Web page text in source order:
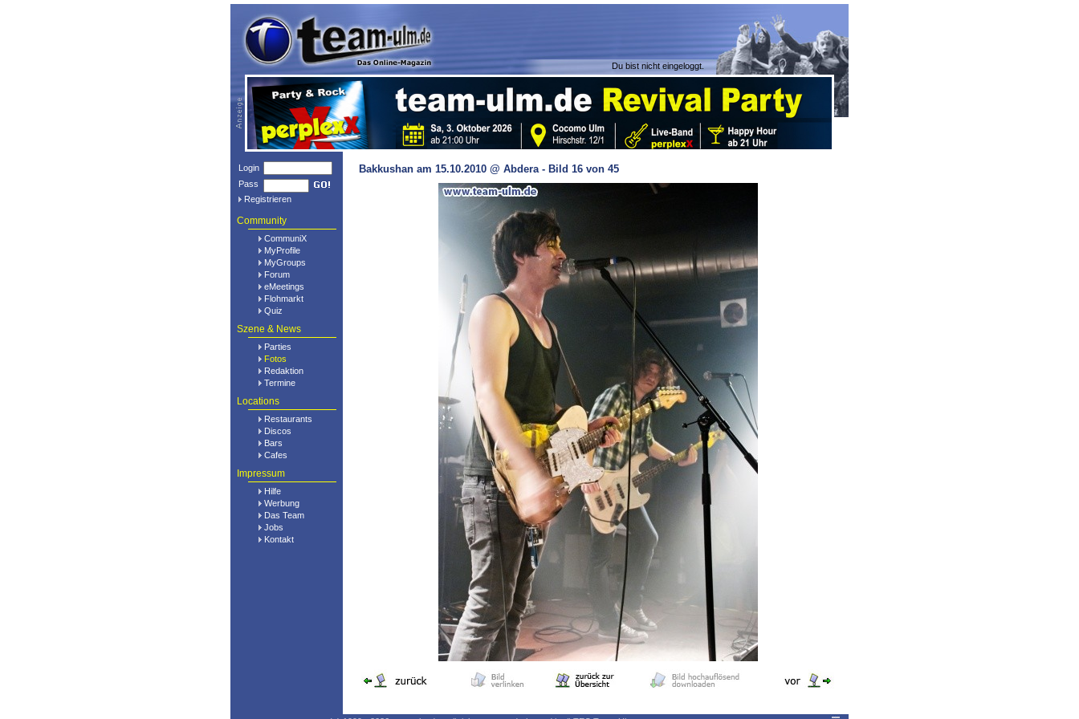
Du bist nicht eingeloggt.
Login
Pass
Registrieren
Community
CommuniX
MyProfile
MyGroups
Forum
eMeetings
Flohmarkt
Quiz
Szene & News
Parties
Fotos
Redaktion
Termine
Locations
Restaurants
Discos
Bars
Cafes
Impressum
Hilfe
Werbung
Das Team
Jobs
Kontakt
Bakkushan am 15.10.2010 @ Abdera - Bild 16 von 45